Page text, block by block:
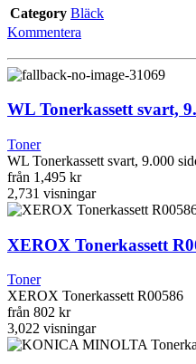
Category Bläck
Kommentera
WL Tonerkassett svart,
Toner
WL Tonerkassett svart, 9.000
från 1,495 kr
2,731 visningar
XEROX Tonerkassett
Toner
XEROX Tonerkassett R00586
från 802 kr
3,022 visningar